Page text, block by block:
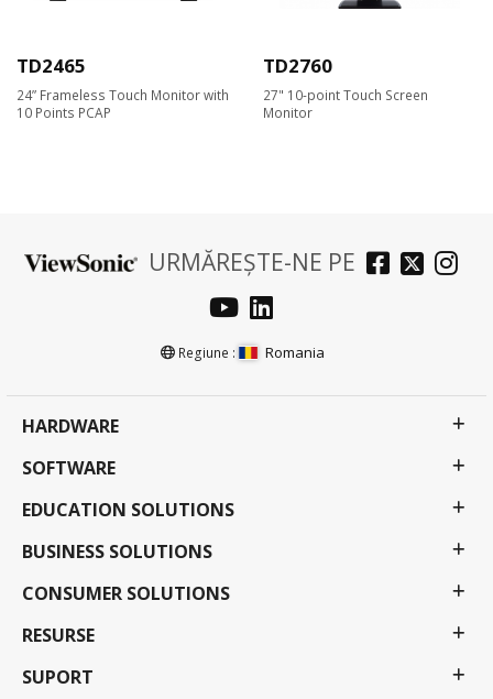
TD2465
24” Frameless Touch Monitor with
10 Points PCAP
TD2760
27" 10-point Touch Screen
Monitor
URMĂREȘTE-NE PE
Regiune : Romania
HARDWARE
SOFTWARE
EDUCATION SOLUTIONS
BUSINESS SOLUTIONS
CONSUMER SOLUTIONS
RESURSE
SUPORT